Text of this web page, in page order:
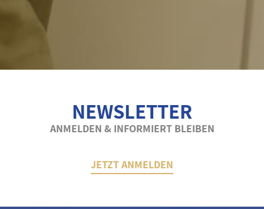
NEWSLETTER
ANMELDEN & INFORMIERT BLEIBEN
JETZT ANMELDEN